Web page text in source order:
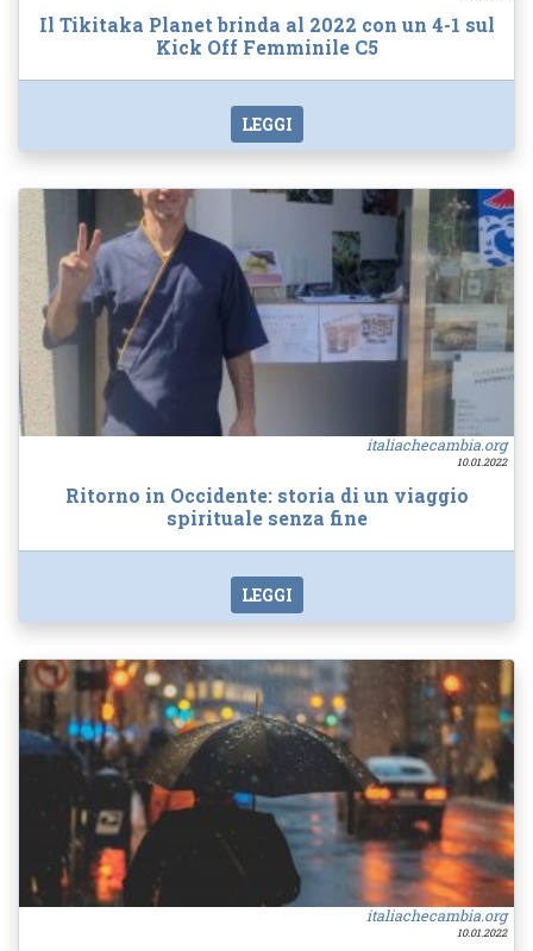
Il Tikitaka Planet brinda al 2022 con un 4-1 sul
Kick Off Femminile C5
LEGGI
italiachecambia.org
10.01.2022
Ritorno in Occidente: storia di un viaggio
spirituale senza fine
LEGGI
italiachecambia.org
10.01.2022